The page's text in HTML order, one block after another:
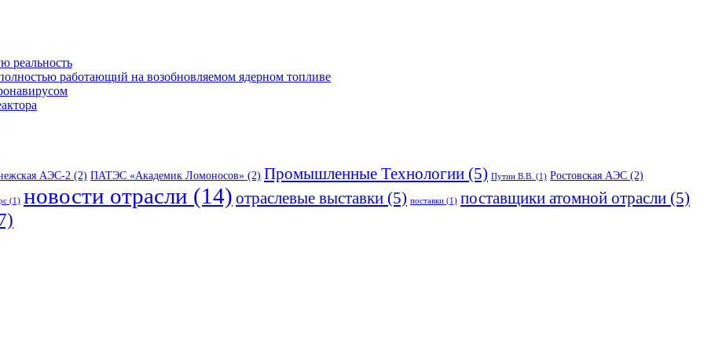
реальность
работающий на возобновляемом ядерном топливе
АЭС-2 (2) ПАТЭС «Академик Ломоносов» (2) Промышленные Технологии (5) Путин В.В. (1) Ростовская АЭС (2)
(1) новости отрасли (14) отраслевые выставки (5) поставки (1) поставщики атомной отрасли (5)